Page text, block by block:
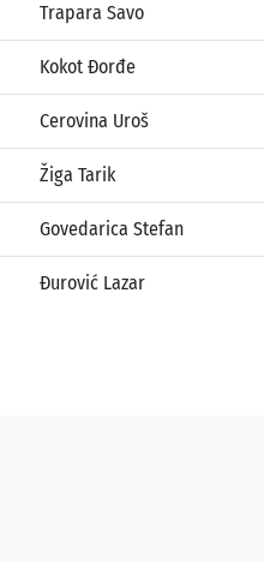
Trapara Savo
Kokot Đorđe
Cerovina Uroš
Žiga Tarik
Govedarica Stefan
Đurović Lazar